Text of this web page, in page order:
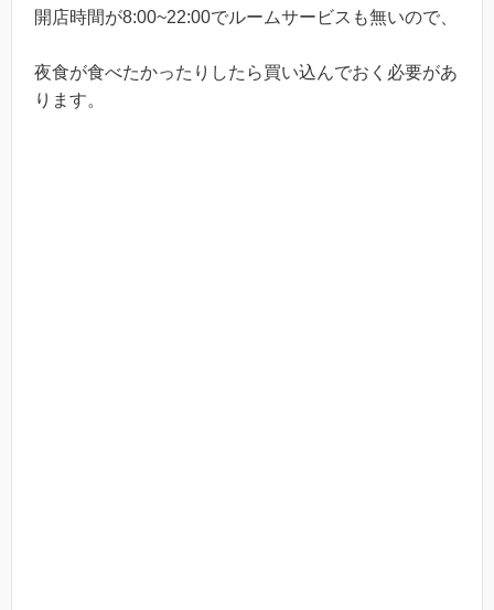
開店時間が8:00~22:00でルームサービスも無いので、
夜食が食べたかったりしたら買い込んでおく必要があ
ります。